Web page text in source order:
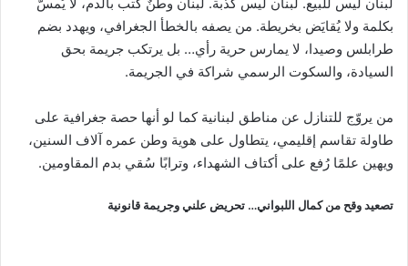
بكلمة ولا يُقايَض بخريطة. من يصفه بالخطأ الجغرافي، ويهدد بضم
طرابلس وصيدا، لا يمارس حرية رأي… بل يرتكب جريمة بحق
السيادة، والسكوت الرسمي شراكة في الجريمة.
من يروّج للتنازل عن مناطق لبنانية كما لو أنها حصة جغرافية على
طاولة تقاسم إقليمي، يتطاول على هوية وطن عمره آلاف السنين،
ويهين علمًا رُفع على أكتاف الشهداء، وترابًا سُقي بدم المقاومين.
تصعيد وقح من كمال اللبواني… تحريض علني وجريمة قانونية